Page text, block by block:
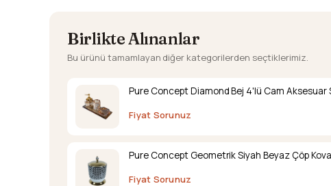
Birlikte Alınanlar
Bu ürünü tamamlayan diğer kategorilerden seçtiklerimiz.
Pure Concept Diamond Bej 4'lü Cam Aksesuar
Fiyat Sorunuz
Pure Concept Geometrik Siyah Beyaz Çöp
Fiyat Sorunuz